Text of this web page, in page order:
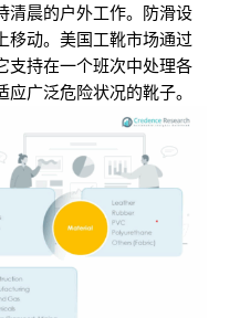
清晨的户外工作。防滑设
移动。美国工靴市场通过
支持在一个班次中处理各
广泛危险状况的靴子。